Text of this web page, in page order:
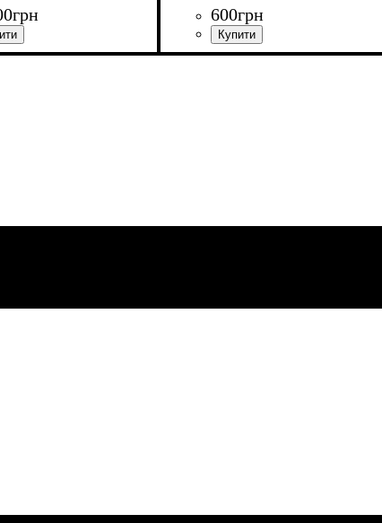
грн
: Macron
600грн
Стать: Дитяче, Унісекс, Чоловічий
Виробник: Macron
Колір: Сірий